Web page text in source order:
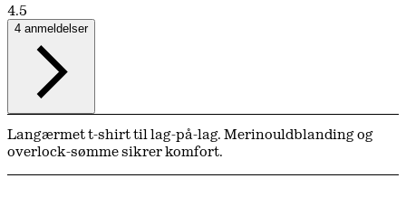
4.5
4 anmeldelser
Langærmet t-shirt til lag-på-lag. Merinouldblanding og
overlock-sømme sikrer komfort.